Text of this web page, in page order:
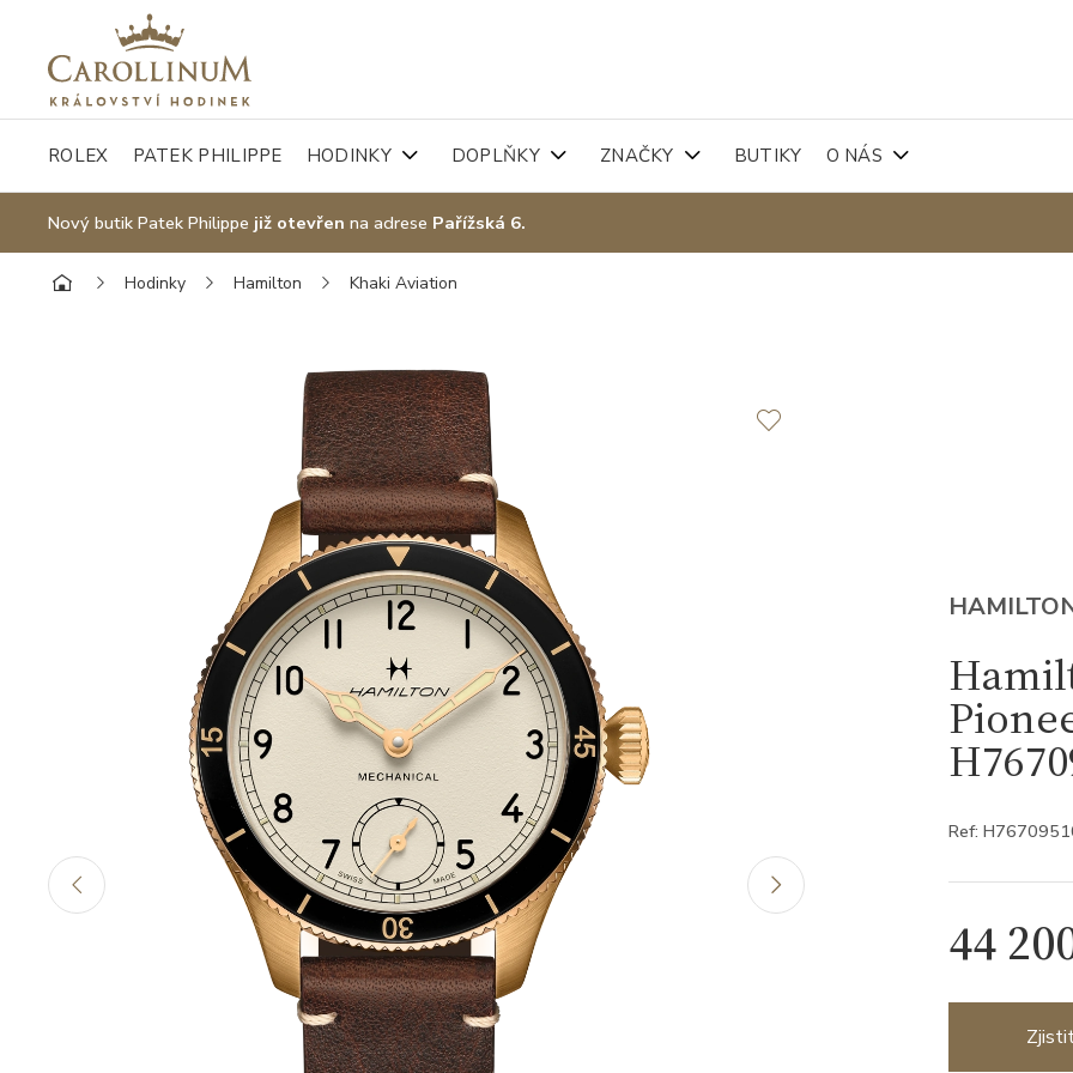
ROLEX PATEK PHILIPPE HODINKY DOPLŇKY ZNAČKY BUTIKY O NÁS
Nový butik Patek Philippe již otevřen na adrese Pařížská 6.
Hodinky Hamilton Khaki Aviation
Ref:
44